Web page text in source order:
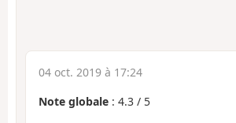
04 oct. 2019 à 17:24
Note globale : 4.3 / 5